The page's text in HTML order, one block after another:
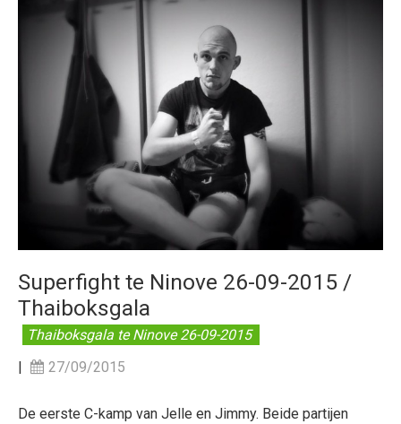
Superfight te Ninove 26-09-2015 /
Thaiboksgala
Thaiboksgala te Ninove 26-09-2015
27/09/2015
De eerste C-kamp van Jelle en Jimmy. Beide partijen